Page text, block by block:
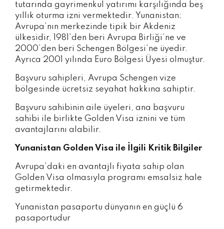
tutarında gayrimenkul yatırımı karşılığında beş
yıllık oturma izni vermektedir. Yunanistan;
Avrupa’nın merkezinde tipik bir Akdeniz
ülkesidir, 1981’den beri Avrupa Birliği’ne ve
2000’den beri Schengen Bölgesi’ne üyedir.
Ayrıca 2001 yılında Euro Bölgesi Üyesi olmuştur.
Başvuru sahipleri, Avrupa Schengen vize
bölgesinde ücretsiz seyahat hakkına sahiptir.
Başvuru sahibinin aile üyeleri, ana başvuru
sahibi ile birlikte Golden Visa iznini ve tüm
avantajlarını alabilir.
Yunanistan Golden Visa ile İlgili Kritik Bilgiler
Avrupa’daki en avantajlı fiyata sahip olan
Golden Visa olmasıyla programı emsalsiz hale
getirmektedir.
Yunanistan pasaportu dünyanın en güçlü 6
pasaportudur